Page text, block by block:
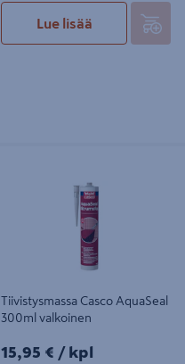
Lue lisää
Tiivistysmassa Casco AquaSeal
300ml valkoinen
15,95€/kpl
15,95 € / kpl